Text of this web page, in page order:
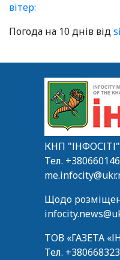
вітер:
Погода на 10 днів від
КНП
Тел.
Щодо
ТОВ «ГАЗЕТА
Тел.